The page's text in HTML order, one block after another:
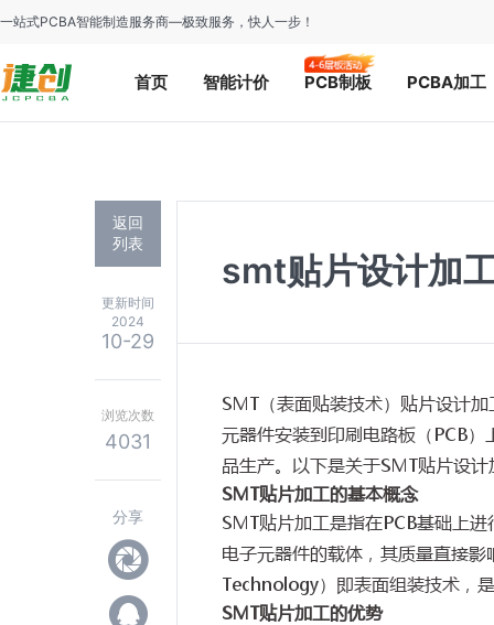
一站式PCBA智能制造服务商—极致服务，快人一步！
首页 智能计价 PCB制板 PCBA加工
返回
列表
更新时间
2024
10-29
浏览次数
4031
分享
smt贴片设计加
SMT（表面贴装技术）贴片设计
元器件安装到印刷电路板（PCB
品生产。以下是关于SMT贴片设
SMT贴片加工的基本概念
SMT贴片加工是指在PCB基础上
电子元器件的载体，其质量直接
Technology）即表面组装技术，
SMT贴片加工的优势